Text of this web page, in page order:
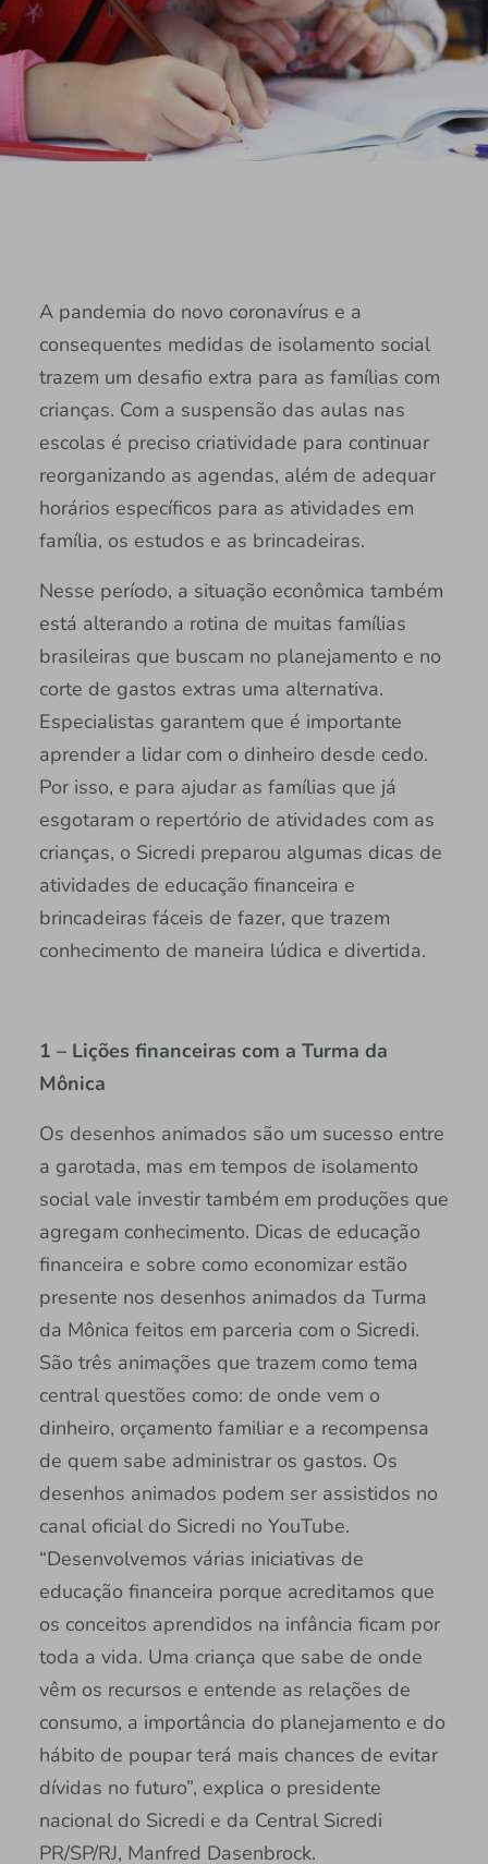
A pandemia do novo coronavírus e a
consequentes medidas de isolamento social
trazem um desafio extra para as famílias com
crianças. Com a suspensão das aulas nas
escolas é preciso criatividade para continuar
reorganizando as agendas, além de adequar
horários específicos para as atividades em
família, os estudos e as brincadeiras.
Nesse período, a situação econômica também
está alterando a rotina de muitas famílias
brasileiras que buscam no planejamento e no
corte de gastos extras uma alternativa.
Especialistas garantem que é importante
aprender a lidar com o dinheiro desde cedo.
Por isso, e para ajudar as famílias que já
esgotaram o repertório de atividades com as
crianças, o Sicredi preparou algumas dicas de
atividades de educação financeira e
brincadeiras fáceis de fazer, que trazem
conhecimento de maneira lúdica e divertida.
1 – Lições financeiras com a Turma da
Mônica
Os desenhos animados são um sucesso entre
a garotada, mas em tempos de isolamento
social vale investir também em produções que
agregam conhecimento. Dicas de educação
financeira e sobre como economizar estão
presente nos desenhos animados da Turma
da Mônica feitos em parceria com o Sicredi.
São três animações que trazem como tema
central questões como: de onde vem o
dinheiro, orçamento familiar e a recompensa
de quem sabe administrar os gastos. Os
desenhos animados podem ser assistidos no
canal oficial do Sicredi no YouTube.
“Desenvolvemos várias iniciativas de
educação financeira porque acreditamos que
os conceitos aprendidos na infância ficam por
toda a vida. Uma criança que sabe de onde
vêm os recursos e entende as relações de
consumo, a importância do planejamento e do
hábito de poupar terá mais chances de evitar
dívidas no futuro”, explica o presidente
nacional do Sicredi e da Central Sicredi
PR/SP/RJ, Manfred Dasenbrock.